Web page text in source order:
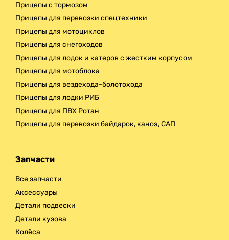
Прицепы с тормозом
Прицепы для перевозки спецтехники
Прицепы для мотоциклов
Прицепы для снегоходов
Прицепы для лодок и катеров с жестким корпусом
Прицепы для мотоблока
Прицепы для вездехода-болотохода
Прицепы для лодки РИБ
Прицепы для ПВХ Ротан
Прицепы для перевозки байдарок, каноэ, САП
Запчасти
Все запчасти
Аксессуары
Детали подвески
Детали кузова
Колёса